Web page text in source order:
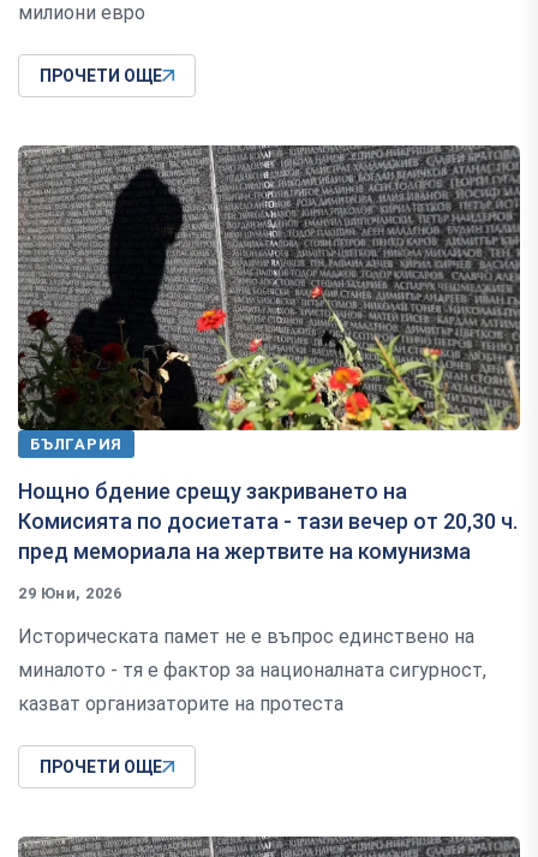
милиони евро
ПРОЧЕТИ ОЩЕ
БЪЛГАРИЯ
Нощно бдение срещу закриването на
Комисията по досиетата - тази вечер от 20,30 ч.
пред мемориала на жертвите на комунизма
29 Юни, 2026
Историческата памет не е въпрос единствено на
миналото - тя е фактор за националната сигурност,
казват организаторите на протеста
ПРОЧЕТИ ОЩЕ